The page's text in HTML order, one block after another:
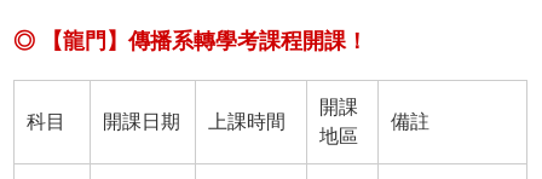
◎ 【龍門】傳播系轉學考課程開課！
科目 開課日期 上課時間
開課
地區
備註